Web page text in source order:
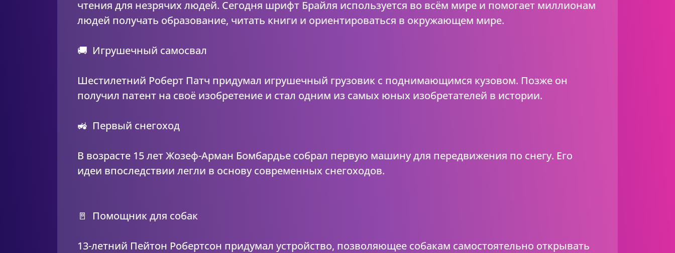
чтения для незрячих людей. Сегодня шрифт Брайля используется во всём мире и помогает миллионам
людей получать образование, читать книги и ориентироваться в окружающем мире.
🚚 Игрушечный самосвал
Шестилетний Роберт Патч придумал игрушечный грузовик с поднимающимся кузовом. Позже он
получил патент на своё изобретение и стал одним из самых юных изобретателей в истории.
🚜 Первый снегоход
В возрасте 15 лет Жозеф-Арман Бомбардье собрал первую машину для передвижения по снегу. Его
идеи впоследствии легли в основу современных снегоходов.
🚪 Помощник для собак
13-летний Пейтон Робертсон придумал устройство, позволяющее собакам самостоятельно открывать